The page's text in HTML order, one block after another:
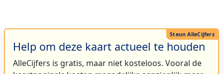
Help om deze kaart actueel te houden
AlleCijfers is gratis, maar niet kosteloos. Vooral de